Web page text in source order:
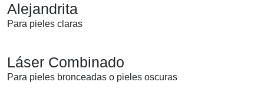
Alejandrita
Para pieles claras
Láser Combinado
Para pieles bronceadas o pieles oscuras